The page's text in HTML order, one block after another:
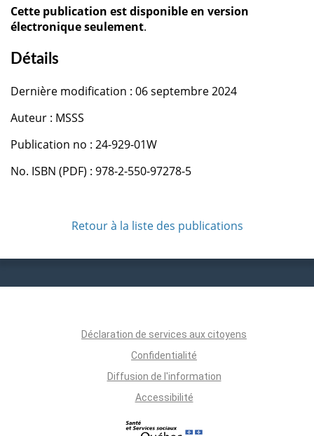
Cette publication est disponible en version
électronique seulement.
Détails
Dernière modification : 06 septembre 2024
Auteur : MSSS
Publication no : 24-929-01W
No. ISBN (PDF) : 978-2-550-97278-5
Retour à la liste des publications
Déclaration de services aux citoyens
Confidentialité
Diffusion de l'information
Accessibilité